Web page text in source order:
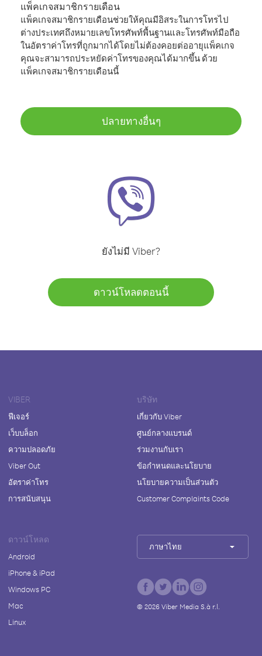
แพ็คเกจสมาชิกรายเดือน
แพ็คเกจสมาชิกรายเดือนช่วยให้คุณมีอิสระในการโทรไป
ต่างประเทศถึงหมายเลขโทรศัพท์พื้นฐานและโทรศัพท์มือถือ
ในอัตราค่าโทรที่ถูกมากได้โดยไม่ต้องคอยต่ออายุแพ็คเกจ
คุณจะสามารถประหยัดค่าโทรของคุณได้มากขึ้น ด้วย
แพ็คเกจสมาชิกรายเดือนนี้
ปลายทางอื่นๆ
ยังไม่มี Viber?
ดาวน์โหลดตอนนี้
VIBER
ฟีเจอร์
เว็บบล็อก
ความปลอดภัย
Viber Out
อัตราค่าโทร
การสนับสนุน
บริษัท
เกี่ยวกับ Viber
ศูนย์กลางแบรนด์
ร่วมงานกับเรา
ข้อกำหนดและนโยบาย
นโยบายความเป็นส่วนตัว
Customer Complaints Code
ดาวน์โหลด
Android
iPhone & iPad
Windows PC
Mac
Linux
ภาษาไทย
© 2026Viber Media S.à r.l.